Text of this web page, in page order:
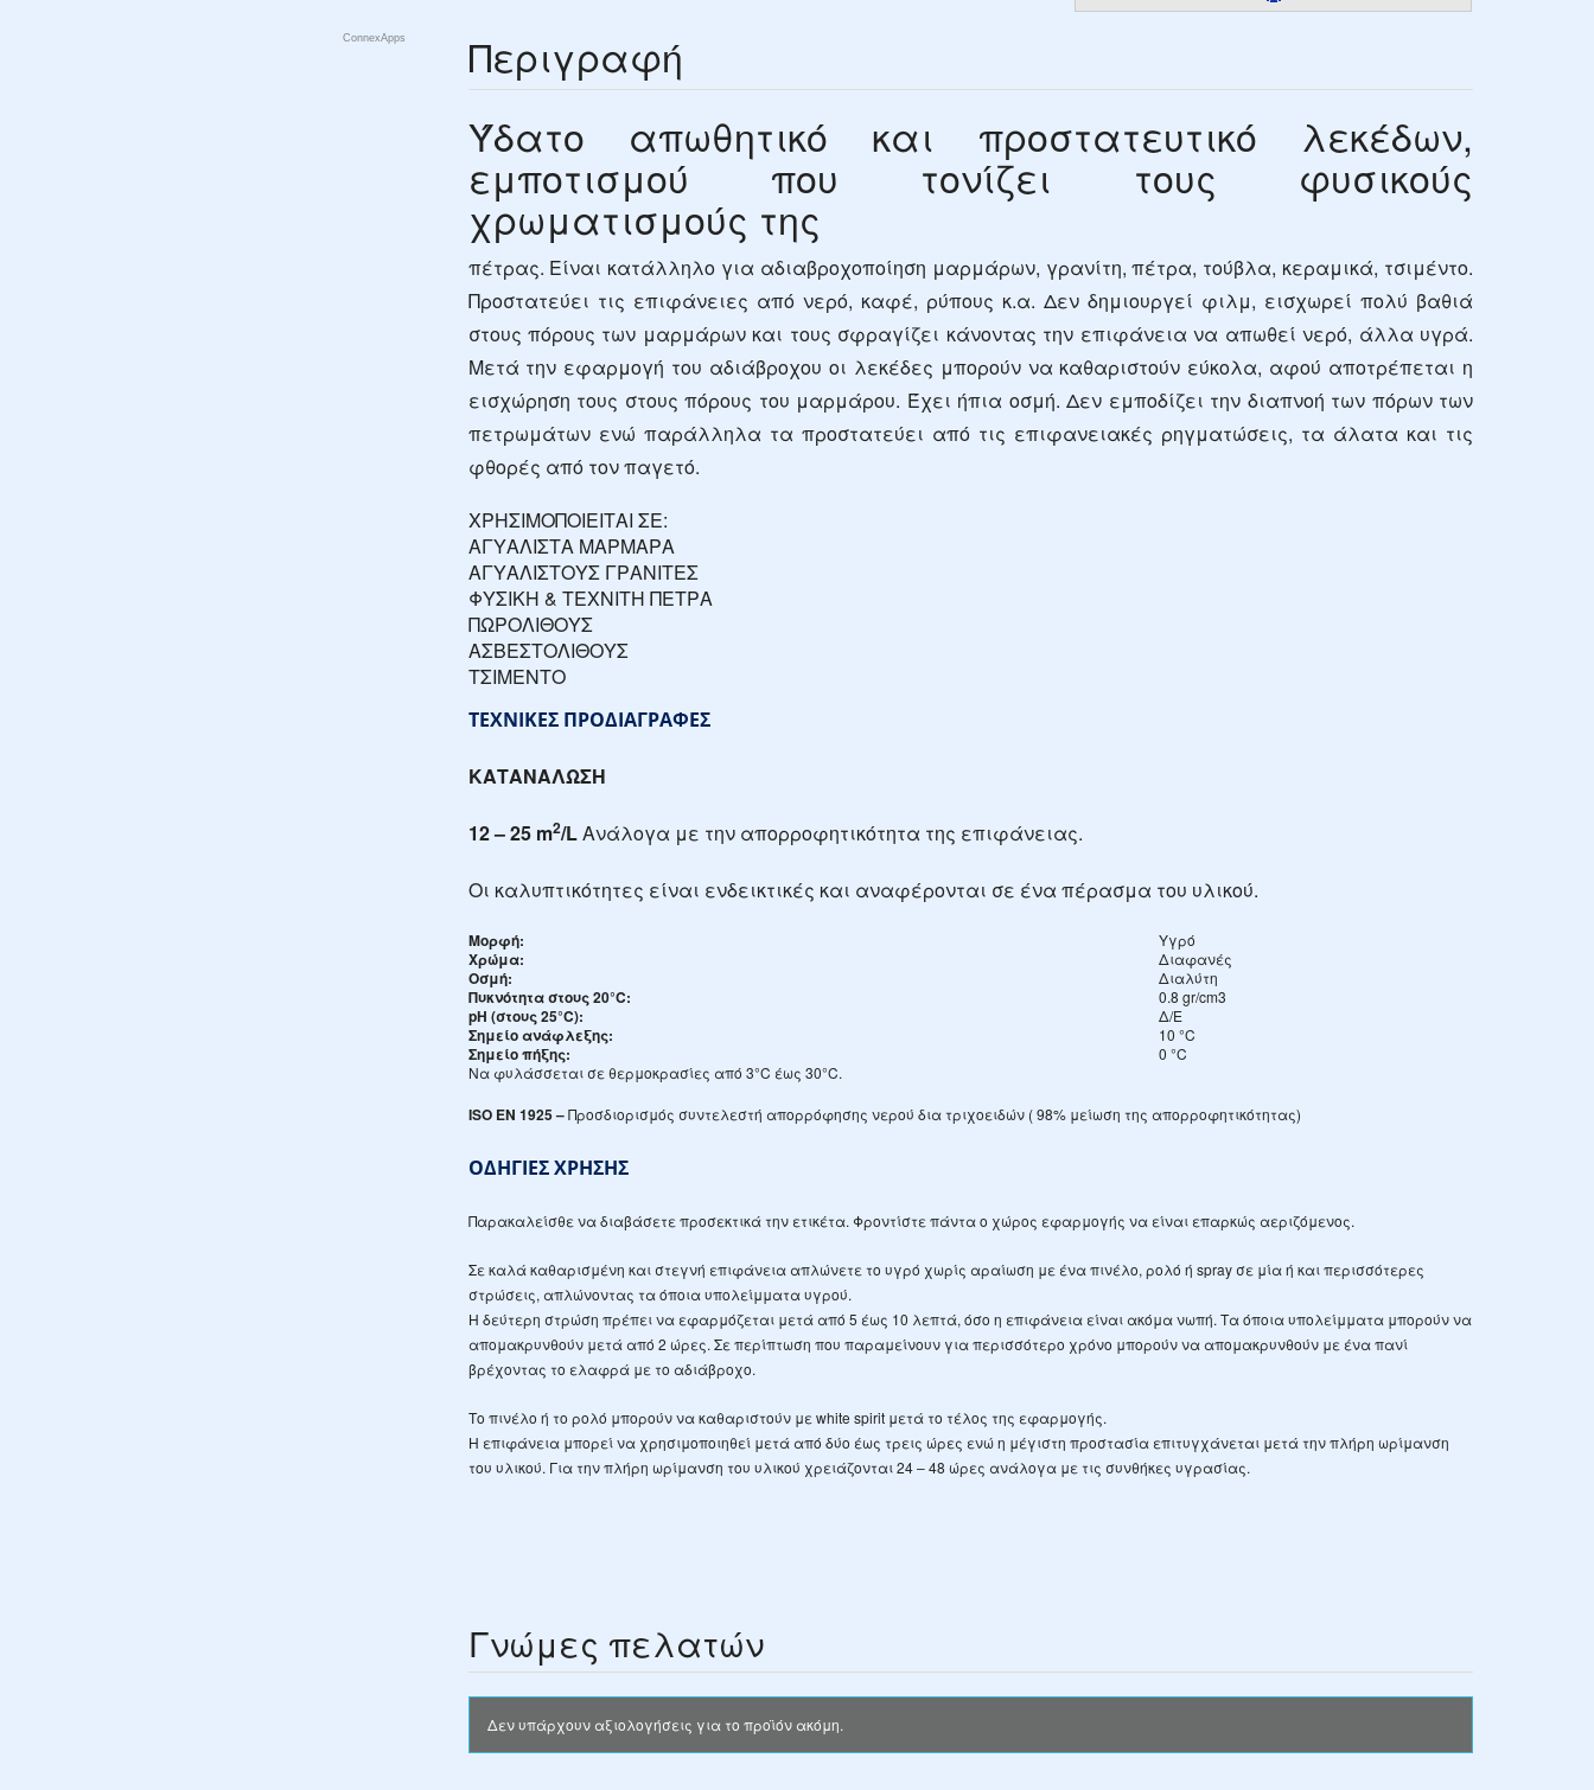
Περιγραφή
Ύδατο απωθητικό και προστατευτικό λεκέδων,
εμποτισμού που τονίζει τους φυσικούς
χρωματισμούς της
πέτρας. Είναι κατάλληλο για αδιαβροχοποίηση μαρμάρων, γρανίτη, πέτρα, τούβλα, κεραμικά, τσιμέντο.
Προστατεύει τις επιφάνειες από νερό, καφέ, ρύπους κ.α. Δεν δημιουργεί φιλμ, εισχωρεί πολύ βαθιά
στους πόρους των μαρμάρων και τους σφραγίζει κάνοντας την επιφάνεια να απωθεί νερό, άλλα υγρά.
Μετά την εφαρμογή του αδιάβροχου οι λεκέδες μπορούν να καθαριστούν εύκολα, αφού αποτρέπεται η
εισχώρηση τους στους πόρους του μαρμάρου. Έχει ήπια οσμή. Δεν εμποδίζει την διαπνοή των πόρων των
πετρωμάτων ενώ παράλληλα τα προστατεύει από τις επιφανειακές ρηγματώσεις, τα άλατα και τις
φθορές από τον παγετό.
ΧΡΗΣΙΜΟΠΟΙΕΙΤΑΙ ΣΕ:
ΑΓΥΑΛΙΣΤΑ ΜΑΡΜΑΡΑ
ΑΓΥΑΛΙΣΤΟΥΣ ΓΡΑΝΙΤΕΣ
ΦΥΣΙΚΗ & ΤΕΧΝΙΤΗ ΠΕΤΡΑ
ΠΩΡΟΛΙΘΟΥΣ
ΑΣΒΕΣΤΟΛΙΘΟΥΣ
ΤΣΙΜΕΝΤΟ
ΤΕΧΝΙΚΕΣ ΠΡΟΔΙΑΓΡΑΦΕΣ
ΚΑΤΑΝΑΛΩΣΗ
12 – 25 m2/LΑνάλογα με την απορροφητικότητα της επιφάνειας.
Οι καλυπτικότητες είναι ενδεικτικές και αναφέρονται σε ένα πέρασμα του υλικού.
Μορφή: Υγρό
Χρώμα: Διαφανές
Οσμή: Διαλύτη
Πυκνότητα στους 20°C: 0.8 gr/cm3
pH (στους 25°C): Δ/Ε
Σημείο ανάφλεξης: 10 °C
Σημείο πήξης:
0 °C
Να φυλάσσεται σε θερμοκρασίες από 3°C έως 30°C.
ISO ΕΝ 1925–Προσδιορισμός συντελεστή απορρόφησης νερού δια τριχοειδών ( 98% μείωση της απορροφητικότητας)
ΟΔΗΓΙΕΣ ΧΡΗΣΗΣ
Παρακαλείσθε να διαβάσετε προσεκτικά την ετικέτα. Φροντίστε πάντα ο χώρος εφαρμογής να είναι επαρκώς αεριζόμενος.
Σε καλά καθαρισμένη και στεγνή επιφάνεια απλώνετε το υγρό χωρίς αραίωση με ένα πινέλο, ρολό ή spray σε μία ή και περισσότερες
στρώσεις, απλώνοντας τα όποια υπολείμματα υγρού.
Η δεύτερη στρώση πρέπει να εφαρμόζεται μετά από 5 έως 10 λεπτά, όσο η επιφάνεια είναι ακόμα νωπή. Τα όποια υπολείμματα μπορούν να
απομακρυνθούν μετά από 2 ώρες. Σε περίπτωση που παραμείνουν για περισσότερο χρόνο μπορούν να απομακρυνθούν με ένα πανί
βρέχοντας το ελαφρά με το αδιάβροχο.
Το πινέλο ή το ρολό μπορούν να καθαριστούν με white spirit μετά το τέλος της εφαρμογής.
Η επιφάνεια μπορεί να χρησιμοποιηθεί μετά από δύο έως τρεις ώρες ενώ η μέγιστη προστασία επιτυγχάνεται μετά την πλήρη ωρίμανση
του υλικού. Για την πλήρη ωρίμανση του υλικού χρειάζονται 24 – 48 ώρες ανάλογα με τις συνθήκες υγρασίας.
Γνώμες πελατών
Δεν υπάρχουν αξιολογήσεις για το προϊόν ακόμη.
ConnexApps